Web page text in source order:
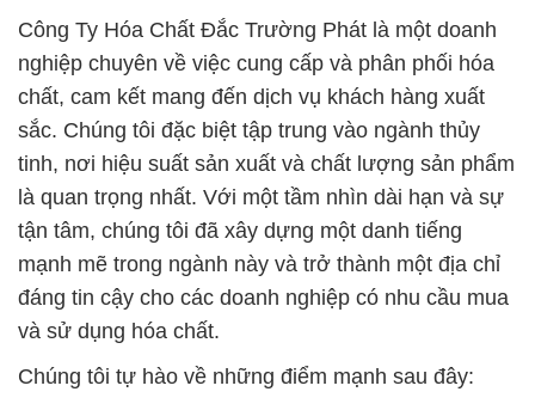
Công Ty Hóa Chất Đắc Trường Phát là một doanh
nghiệp chuyên về việc cung cấp và phân phối hóa
chất, cam kết mang đến dịch vụ khách hàng xuất
sắc. Chúng tôi đặc biệt tập trung vào ngành thủy
tinh, nơi hiệu suất sản xuất và chất lượng sản phẩm
là quan trọng nhất. Với một tầm nhìn dài hạn và sự
tận tâm, chúng tôi đã xây dựng một danh tiếng
mạnh mẽ trong ngành này và trở thành một địa chỉ
đáng tin cậy cho các doanh nghiệp có nhu cầu mua
và sử dụng hóa chất.
Chúng tôi tự hào về những điểm mạnh sau đây: